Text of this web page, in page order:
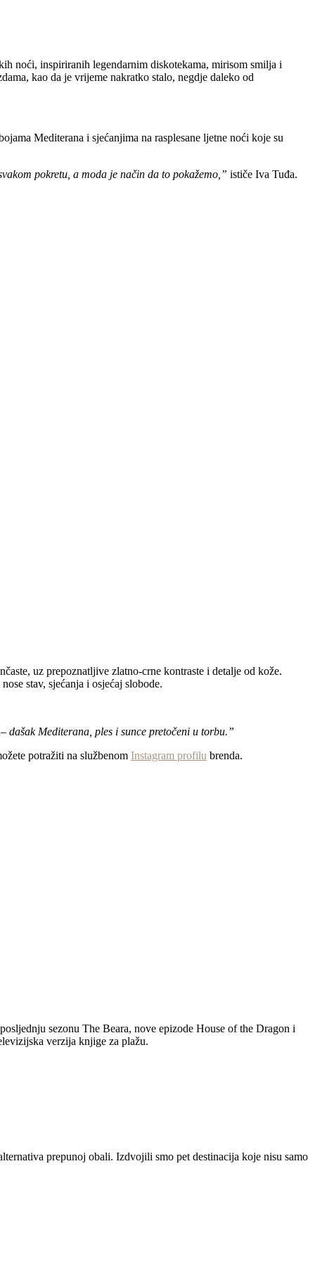
noći, inspiriranih legendarnim diskotekama, mirisom smilja i
kao da je vrijeme nakratko stalo, negdje daleko od
Mediterana i sjećanjima na rasplesane ljetne noći koje su
pokretu, a moda je način da to pokažemo,” ističe Iva Tuđa.
uz prepoznatljive zlatno-crne kontraste i detalje od kože.
stav, sjećanja i osjećaj slobode.
dašak Mediterana, ples i sunce pretočeni u torbu.”
potražiti na službenom Instagram profilu brenda.
sezonu The Beara, nove epizode House of the Dragon i
verzija knjige za plažu.
prepunoj obali. Izdvojili smo pet destinacija koje nisu samo